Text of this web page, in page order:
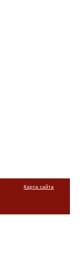
Карта сайта